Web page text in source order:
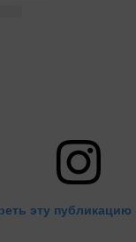
эту публикацию